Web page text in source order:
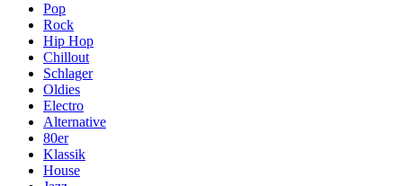
Pop
Rock
Hip Hop
Chillout
Schlager
Oldies
Electro
Alternative
80er
Klassik
House